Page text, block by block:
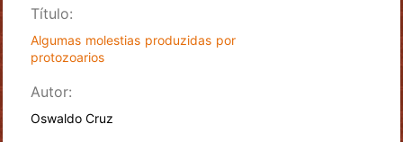
Título:
Algumas molestias produzidas por
protozoarios
Autor:
Oswaldo Cruz